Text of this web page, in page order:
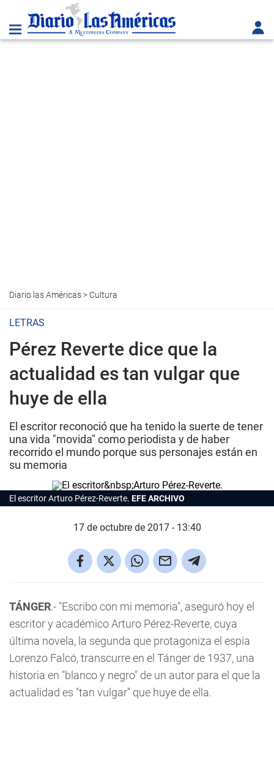
Diario las Américas> Cultura
LETRAS
Pérez Reverte dice que la
actualidad es tan vulgar que
huye de ella
El escritor reconoció que ha tenido la suerte de tener
una vida "movida" como periodista y de haber
recorrido el mundo porque sus personajes están en
su memoria
El escritor Arturo Pérez-Reverte. EFE ARCHIVO
17 de octubre de 2017 - 13:40
TÁNGER.- "Escribo con mi memoria", aseguró hoy el
escritor y académico Arturo Pérez-Reverte, cuya
última novela, la segunda que protagoniza el espía
Lorenzo Falcó, transcurre en el Tánger de 1937, una
historia en "blanco y negro" de un autor para el que la
actualidad es "tan vulgar" que huye de ella.